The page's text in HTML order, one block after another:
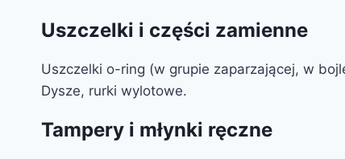
Uszczelki i części zamienne
Uszczelki o-ring (w grupie zaparzającej, w
Dysze, rurki wylotowe.
Tampery i młynki ręczne